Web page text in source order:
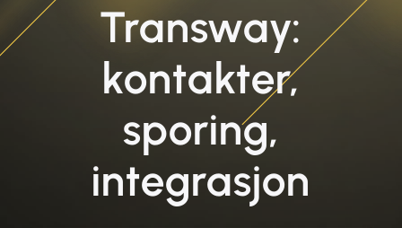
Transway:
kontakter,
sporing,
integrasjon